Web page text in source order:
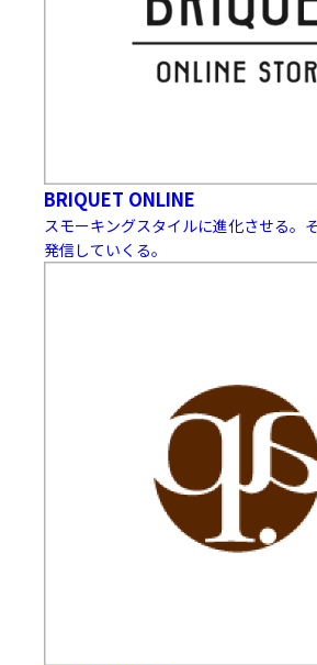
BRIQUET ONLINE
スモーキングスタイルに進化させる。
発信していくる。